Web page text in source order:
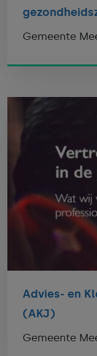
Gemeente
Advies- en
(AKJ)
Gemeente